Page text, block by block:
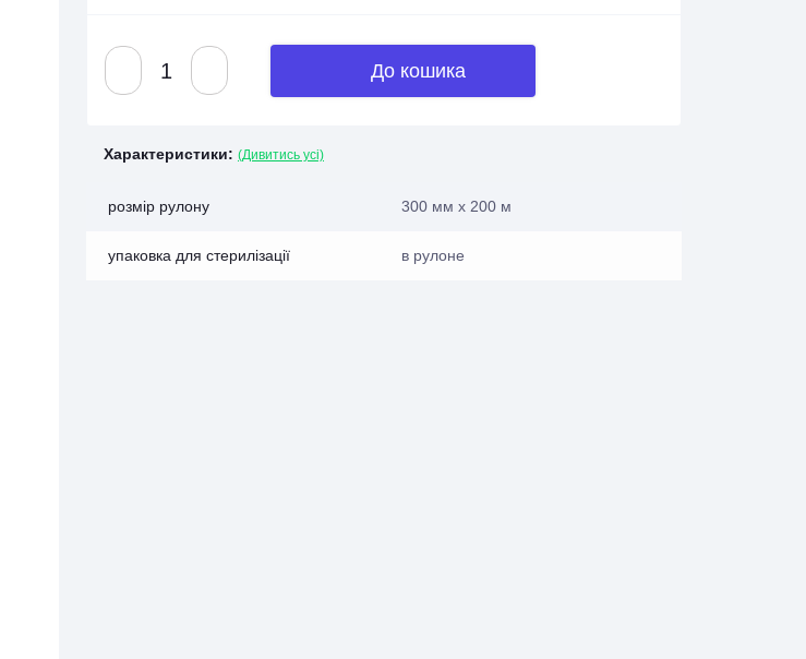
До кошика
Характеристики: (Дивитись усі)
розмір рулону 300 мм х 200 м
упаковка для стерилізації в рулоне